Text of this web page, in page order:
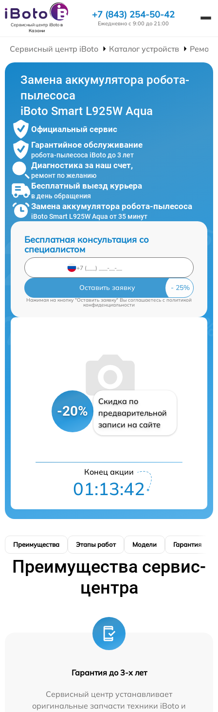
Сервисный центр iBotoв
Казани
+7 (843) 254-50-42
Ежедневно с 9:00 до 21:00
Сервисный центр iBoto Каталог устройств
Замена аккумулятора робота-
пылесоса
iBoto Smart L925W Aqua
Официальный сервис
Гарантийное обслуживание
робота-пылесоса iBoto до 3 лет
Диагностика за наш счет,
ремонт по желанию
Бесплатный выезд курьера
в день обращения
Замена аккумулятора робота-пылесоса
iBoto Smart L925W Aqua от 35 минут
Бесплатная консультация со
специалистом
Оставить заявку
Нажимая на кнопку "Оставить заявку" Вы соглашаетесь c политикой
конфиденциальности
-20%
Скидка по
предварительной
записи на сайте
Конец акции
01:13:41
Преимущества Этапы работ Модели Гарантия
Преимущества сервис-
центра
Гарантия до 3-х лет
Сервисный центр устанавливает
оригинальные запчасти техники iBoto и